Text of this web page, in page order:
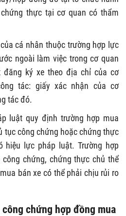
thực tại cơ quan có thẩm
cá nhân thuộc trường hợp lực
ngoài làm việc trong cơ quan
đăng ký xe theo địa chỉ của cơ
tác: giấy xác nhận của cơ
tác đó.
luật quy định trường hợp mua
tục công chứng hoặc chứng thực
hiệu lực pháp luật. Trường hợp
chứng, chứng thực chủ thể
bán xe có thể phải chịu rủi ro
chứng hợp đồng mua